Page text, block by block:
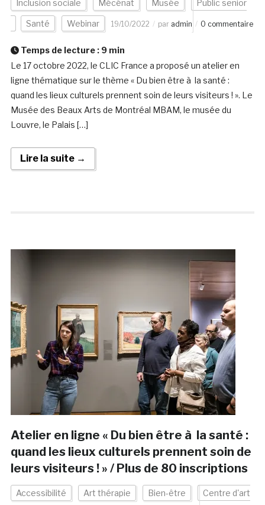
Inclusion sociale Mécénat Musée Public senior
Santé Webinar 19/10/2022 par admin 0 commentaire
Temps de lecture : 9 min
Le 17 octobre 2022, le CLIC France a proposé un atelier en
ligne thématique sur le thème « Du bien être à la santé :
quand les lieux culturels prennent soin de leurs visiteurs ! ». Le
Musée des Beaux Arts de Montréal MBAM, le musée du
Louvre, le Palais […]
Lire la suite →
Atelier en ligne « Du bien être à la santé :
quand les lieux culturels prennent soin de
leurs visiteurs ! » / Plus de 80 inscriptions
Accessibilité Art thérapie Bien-être Centre d'art